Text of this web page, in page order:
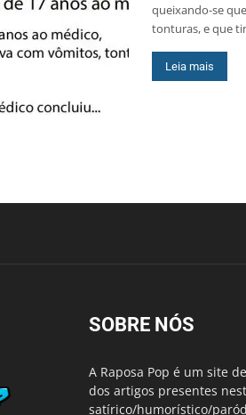
queixando-se
tonturas, e que
Leia mais
SOBRE NÓS
A Raposa Pop é um site
dos artigos presentes
satírico/humorístico/